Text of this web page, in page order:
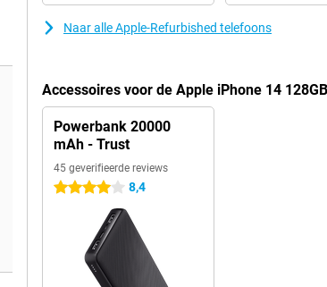
Naar alle Apple-Refurbished telefoons
Accessoires voor de Apple iPhone 14
Powerbank 20000
mAh - Trust
45 geverifieerde reviews
4 sterren 8,4